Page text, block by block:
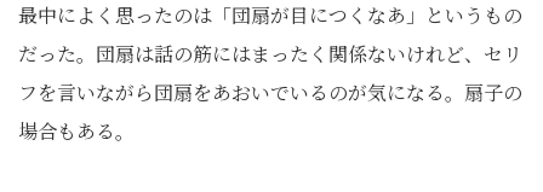
最中によく思ったのは「団扇が目につくなあ」というもの
だった。団扇は話の筋にはまったく関係ないけれど、セリ
フを言いながら団扇をあおいでいるのが気になる。扇子の
場合もある。